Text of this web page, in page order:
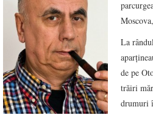
La
de pe
trăiri
drumuri